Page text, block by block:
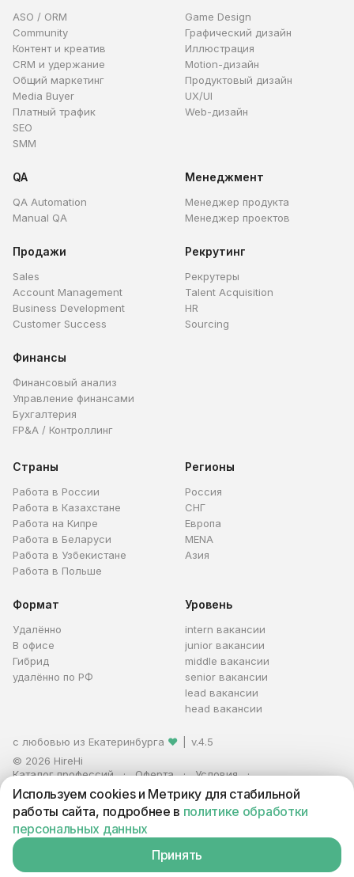
Вакансия находится в архиве
ASO / ORM
Community
Контент и креатив
CRM и удержание
Общий маркетинг
Media Buyer
Платный трафик
SEO
SMM
Game Design
Графический дизайн
Иллюстрация
Motion-дизайн
Продуктовый дизайн
UX/UI
Web-дизайн
QA
QA Automation
Manual QA
Менеджмент
Менеджер продукта
Менеджер проектов
Продажи
Sales
Account Management
Business Development
Customer Success
Рекрутинг
Рекрутеры
Talent Acquisition
HR
Sourcing
Финансы
Финансовый анализ
Управление финансами
Бухгалтерия
FP&A / Контроллинг
Страны
Работа в России
Работа в Казахстане
Работа на Кипре
Работа в Беларуси
Работа в Узбекистане
Работа в Польше
Регионы
Россия
СНГ
Европа
MENA
Азия
Формат
Удалённо
В офисе
Гибрид
удалённо по РФ
Уровень
intern вакансии
junior вакансии
middle вакансии
senior вакансии
lead вакансии
head вакансии
с любовью из Екатеринбурга ❤
v.4.5
© 2026 HireHi
Каталог профессий
Оферта
Условия
Персональные данные
Реклама
ИП Захаров Антон Алексеевич · ИНН 663005711880 · ОГРНИП
321665800059102
Используем cookies и Метрику для стабильной
работы сайта, подробнее в политике обработки
персональных данных
Принять